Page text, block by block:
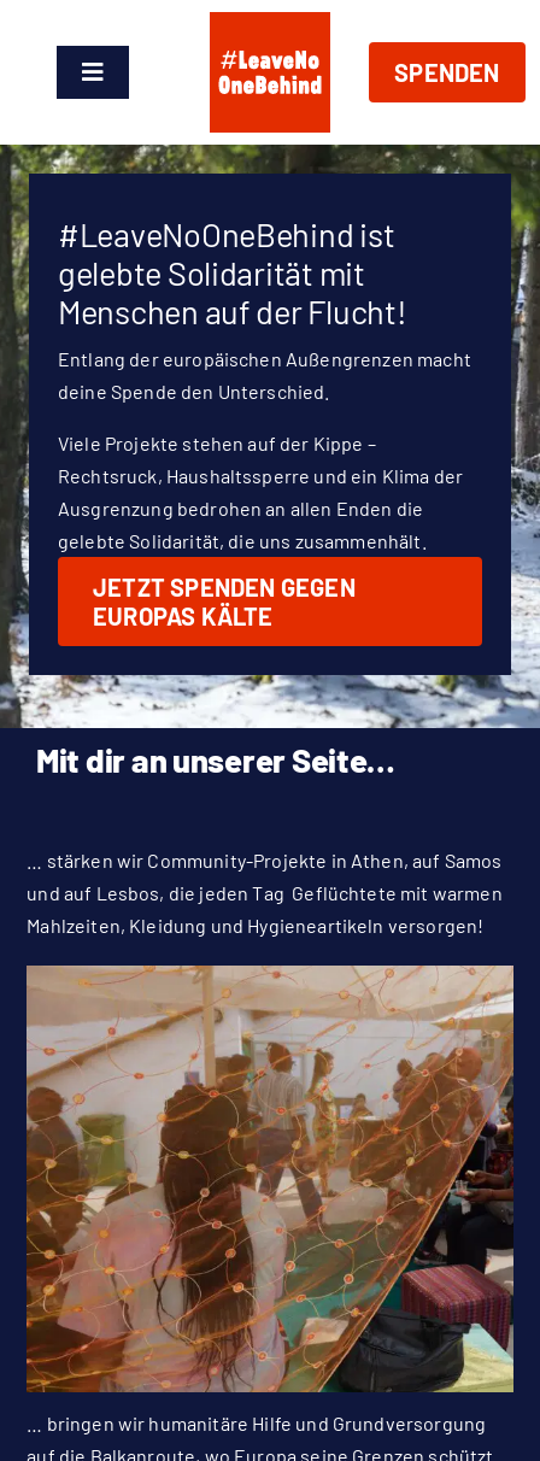
Toggle
News
Über Uns
Handeln
Shop
Spenden
SPENDEN
#LeaveNoOneBehind ist
gelebte Solidarität mit
Menschen auf der Flucht!
Entlang der europäischen Außengrenzen macht
deine Spende den Unterschied.
Viele Projekte stehen auf der Kippe –
Rechtsruck, Haushaltssperre und ein Klima der
Ausgrenzung bedrohen an allen Enden die
gelebte Solidarität, die uns zusammenhält.
JETZT SPENDEN GEGEN
EUROPAS KÄLTE
Mit dir an unserer Seite…
… stärken wir Community-Projekte in Athen, auf Samos
und auf Lesbos, die jeden Tag Geflüchtete mit warmen
Mahlzeiten, Kleidung und Hygieneartikeln versorgen!
… bringen wir humanitäre Hilfe und Grundversorgung
auf die Balkanroute, wo Europa seine Grenzen schützt